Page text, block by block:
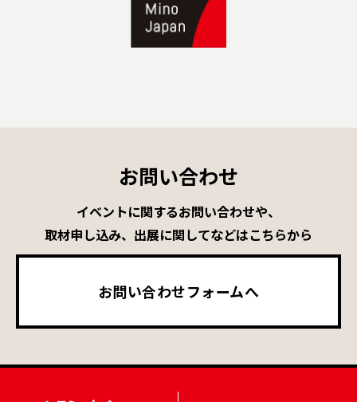
お問い合わせ
イベントに関するお問い合わせや、
取材申し込み、出展に関してなどはこちらから
お問い合わせフォームへ